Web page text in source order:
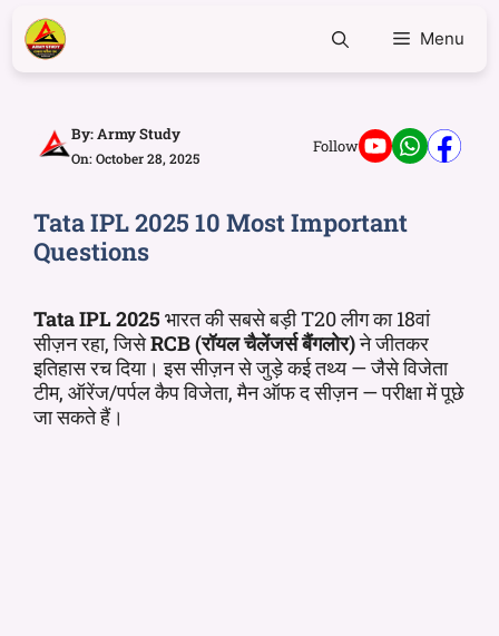
Menu
By:Army Study
On: October 28, 2025
Follow
Tata IPL 2025 10 Most Important
Questions
Tata IPL 2025 भारत की सबसे बड़ी T20 लीग का 18वां
सीज़न रहा, जिसेRCB (रॉयल चैलेंजर्स बैंगलोर)ने जीतकर
इतिहास रच दिया। इस सीज़न से जुड़े कई तथ्य — जैसे विजेता
टीम, ऑरेंज/पर्पल कैप विजेता, मैन ऑफ द सीज़न — परीक्षा में पूछे
जा सकते हैं।